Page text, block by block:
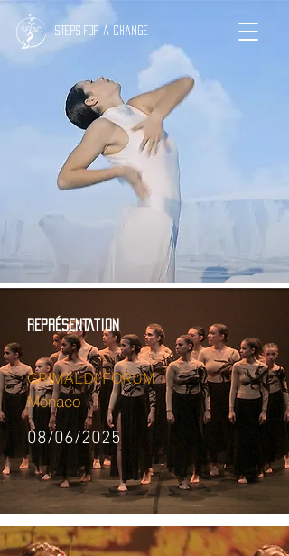
Steps for a change
REPRÉSENTATION
GRIMALDI FORUM
Monaco
08/06/2025